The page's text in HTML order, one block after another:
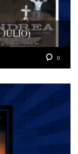
JULIO)
0